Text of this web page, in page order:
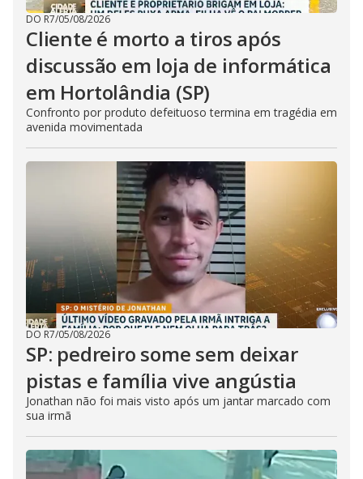
DO R7/05/08/2026
Cliente é morto a tiros após
discussão em loja de informática
em Hortolândia (SP)
Confronto por produto defeituoso termina em tragédia em
avenida movimentada
DO R7/05/08/2026
SP: pedreiro some sem deixar
pistas e família vive angústia
Jonathan não foi mais visto após um jantar marcado com
sua irmã